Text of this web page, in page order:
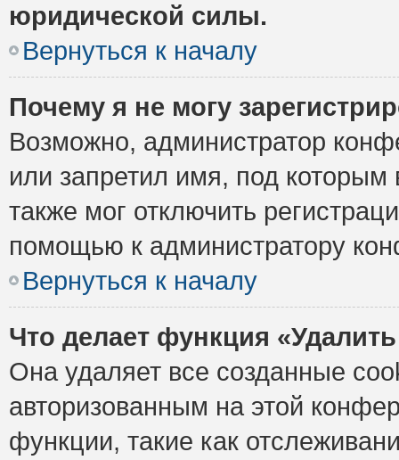
юридической силы.
Вернуться к началу
Почему я не могу
Возможно, администратор
или запретил имя, под которым
также мог отключить
помощью к администратору
Вернуться к началу
Что делает функция
Она удаляет все созданные
авторизованным на этой
функции, такие как